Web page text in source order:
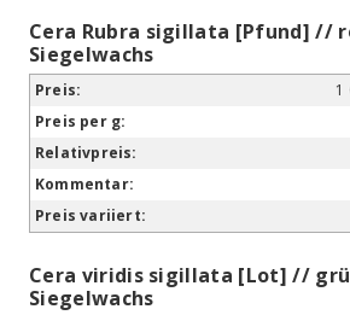
Cera Rubra sigillata [Pfund] //
Siegelwachs
1
Cera viridis sigillata [Lot] //
Siegelwachs